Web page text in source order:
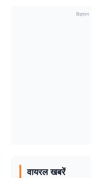
विज्ञापन
वायरल खबरें